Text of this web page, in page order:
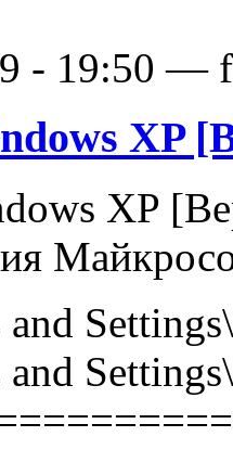
- 19:50 —
XP
XP
and